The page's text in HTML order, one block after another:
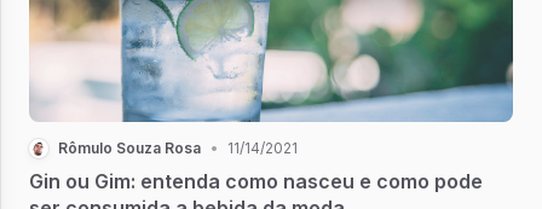
Rômulo Souza Rosa • 11/14/2021
Gin ou Gim: entenda como nasceu e como pode